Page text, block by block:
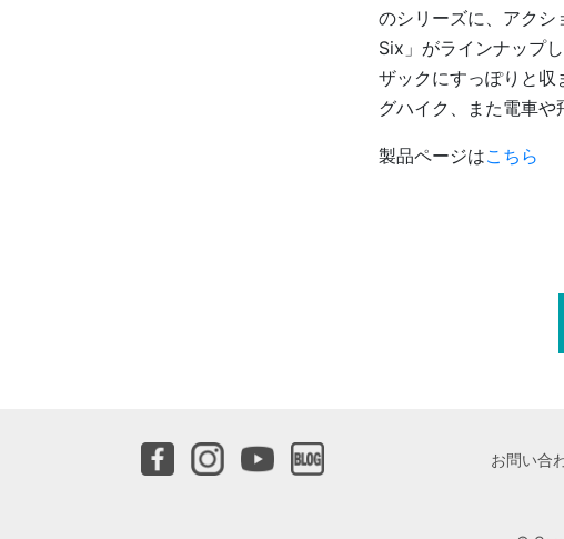
のシリーズに、アク
Six」がラインナップし
ザックにすっぽりと収
グハイク、また電車や
製品ページはこちら
お問い合